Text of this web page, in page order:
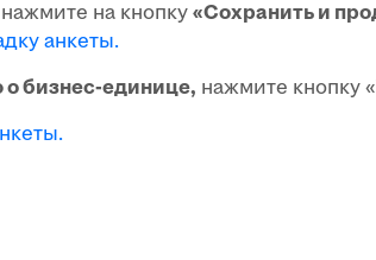
на кнопку «Сохранить и
анкеты.
бизнес-единице, нажмите кнопку